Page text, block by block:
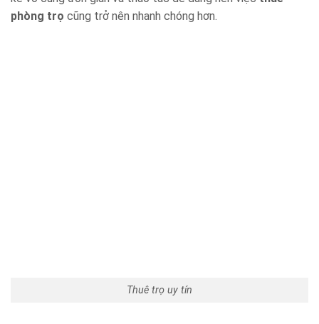
phòng trọ cũng trở nên nhanh chóng hơn.
Thuê trọ uy tín